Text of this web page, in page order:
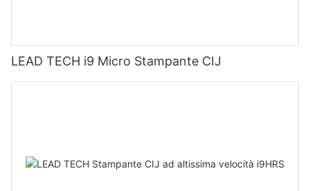
LEAD TECH i9 Micro Stampante CIJ